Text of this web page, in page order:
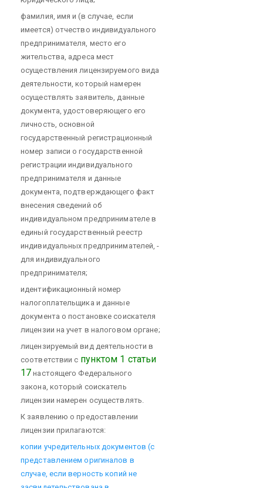
фамилия, имя и (в случае, если
имеется) отчество индивидуального
предпринимателя, место его
жительства, адреса мест
осуществления лицензируемого вида
деятельности, который намерен
осуществлять заявитель, данные
документа, удостоверяющего его
личность, основной
государственный регистрационный
номер записи о государственной
регистрации индивидуального
предпринимателя и данные
документа, подтверждающего факт
внесения сведений об
индивидуальном предпринимателе в
единый государственный реестр
индивидуальных предпринимателей, -
для индивидуального
предпринимателя;
идентификационный номер
налогоплательщика и данные
документа о постановке соискателя
лицензии на учет в налоговом органе;
лицензируемый вид деятельности в
соответствии с пунктом 1 статьи
17 настоящего Федерального
закона, который соискатель
лицензии намерен осуществлять.
К заявлению о предоставлении
лицензии прилагаются:
копии учредительных документов (с
представлением оригиналов в
случае, если верность копий не